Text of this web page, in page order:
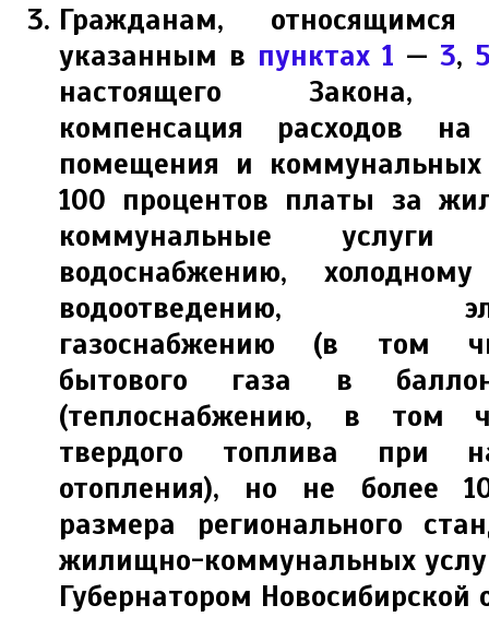
Гражданам,
указанным в пунктах 1 —3,
настоящего Закона,
компенсация расходов
помещения и коммунальных
100 процентов платы за
коммунальные
водоснабжению,
водоотведению,
газоснабжению (в том
бытового газа в
(теплоснабжению, в том
твердого топлива при
отопления), но не более
размера регионального
жилищно-коммунальных
Губернатором Новосибирской